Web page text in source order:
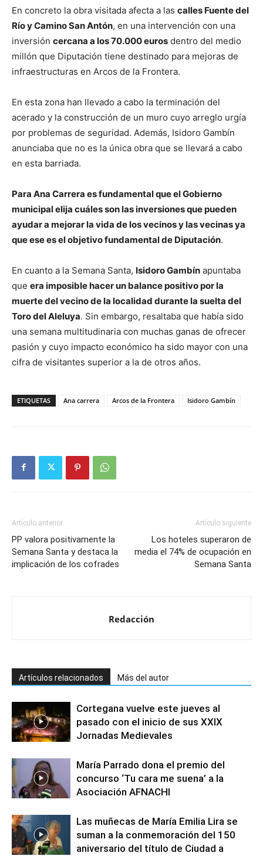
En concreto la obra visitada afecta a las calles Fuente del
Río y Camino San Antón, en una intervención con una
inversión cercana a los 70.000 euros dentro del medio
millón que Diputación tiene destinado para mejoras de
infraestructuras en Arcos de la Frontera.
En esta zona han llevado a cabo la terminación del
acerado y la construcción de un muro cuyo arreglo urgía
por problemas de seguridad. Además, Isidoro Gambín
anunciaba que no es la única obra que se llevará a cabo
en esta barriada.
Para Ana Carrera es fundamental que el Gobierno
municipal elija cuáles son las inversiones que pueden
ayudar a mejorar la vida de los vecinos y las vecinas ya
que ese es el objetivo fundamental de Diputación.
En cuanto a la Semana Santa, Isidoro Gambín apuntaba
que era imposible hacer un balance positivo por la
muerte del vecino de la localidad durante la suelta del
Toro del Aleluya. Sin embargo, resaltaba que había sido
una semana multitudinaria con muchas ganas de ofrecer
pasión y cuyo impacto económico ha sido mayor con una
cifra de visitantes superior a la de otros años.
ETIQUETAS Ana carrera Arcos de la Frontera Isidoro Gambín
Artículo anterior
PP valora positivamente la
Semana Santa y destaca la
implicación de los cofrades
Artículo siguiente
Los hoteles superaron de
media el 74% de ocupación en
Semana Santa
Redacción
Artículos relacionados Más del autor
Cortegana vuelve este jueves al
pasado con el inicio de sus XXIX
Jornadas Medievales
María Parrado dona el premio del
concurso ‘Tu cara me suena’ a la
Asociación AFNACHI
Las muñecas de María Emilia Lira se
suman a la conmemoración del 150
aniversario del título de Ciudad a